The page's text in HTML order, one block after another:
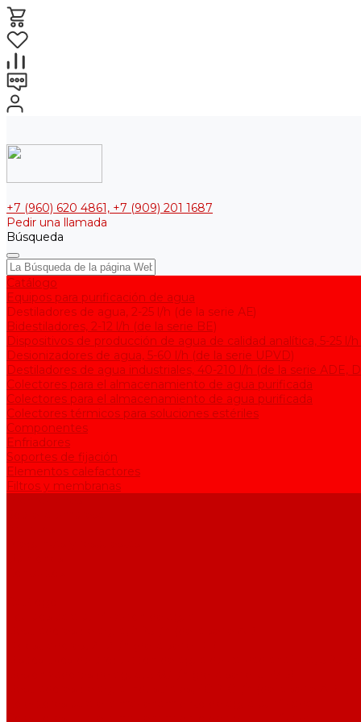
+7 (960) 620 4861, +7 (909) 201 1687
Pedir una llamada
Búsqueda
Catálogo
Equipos para purificación de agua
Destiladores de agua, 2-25 l/h (de la serie АЕ)
Bidestiladores, 2-12 l/h (de la serie BE)
Dispositivos de producción de agua de calidad analítica, 5-25 l/h
Desionizadores de agua, 5-60 l/h (de la serie UPVD)
Destiladores de agua industriales, 40-210 l/h (de la serie АDE,
Colectores para el almacenamiento de agua purificada
Colectores para el almacenamiento de agua purificada
Colectores térmicos para soluciones estériles
Componentes
Enfriadores
Soportes de fijación
Elementos calefactores
Filtros y membranas